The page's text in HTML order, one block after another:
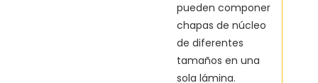
pueden componer
chapas de núcleo
de diferentes
tamaños en una
sola lámina.